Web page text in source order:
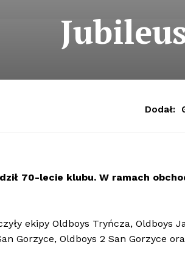
Dodał:
70-lecie klubu. W ramach
ekipy Oldboys Tryńcza, Oldboys
Gorzyce, Oldboys 2 San Gorzyce